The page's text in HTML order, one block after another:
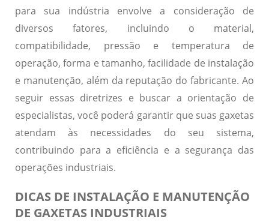
para sua indústria envolve a consideração de
diversos fatores, incluindo o material,
compatibilidade, pressão e temperatura de
operação, forma e tamanho, facilidade de instalação
e manutenção, além da reputação do fabricante. Ao
seguir essas diretrizes e buscar a orientação de
especialistas, você poderá garantir que suas gaxetas
atendam às necessidades do seu sistema,
contribuindo para a eficiência e a segurança das
operações industriais.
DICAS DE INSTALAÇÃO E MANUTENÇÃO
DE GAXETAS INDUSTRIAIS